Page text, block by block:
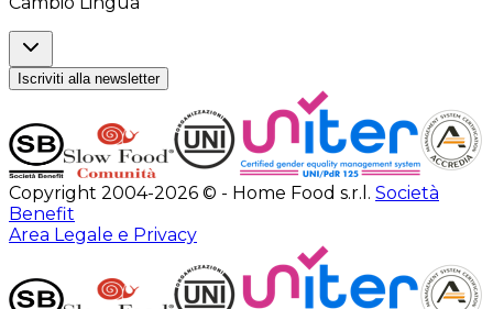
Iscriviti alla newsletter
Copyright 2004-2026 © - Home Food s.r.l. Società
Benefit
Area Legale e Privacy